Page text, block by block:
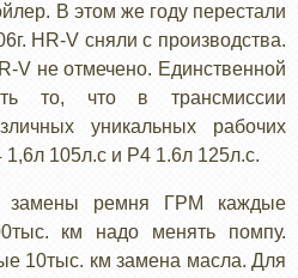
В этом же году перестали
HR-V сняли с производства.
V не отмечено. Единственной
то, что в трансмиссии
уникальных рабочих
1,6л 105л.с и Р4 1.6л 125л.с.
замены ремня ГРМ каждые
км надо менять помпу.
10тыс. км замена масла. Для